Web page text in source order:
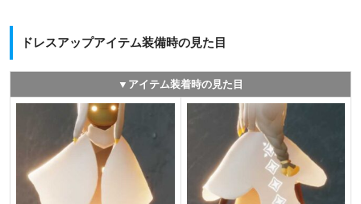
ドレスアップアイテム装備時の見た目
▼アイテム装着時の見た目